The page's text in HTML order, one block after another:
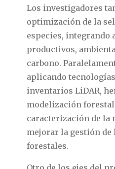
Los investigadores
optimización de la
especies, integrando
productivos,
carbono.
aplicando
inventarios LiDAR,
modelización forestal
caracterización de la
mejorar la gestión de
forestales.